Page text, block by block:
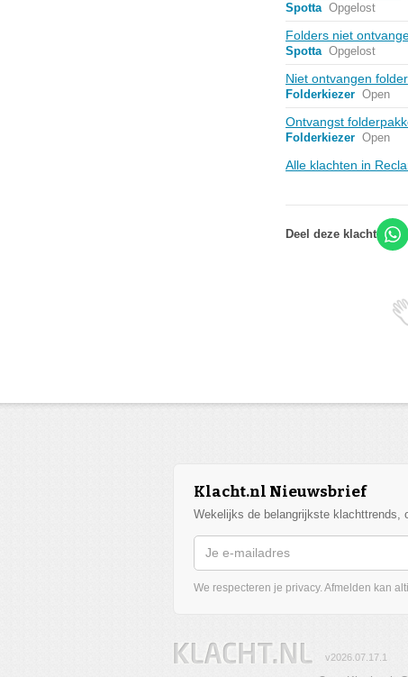
Spotta Opgelost
Folders niet
Spotta Opgelost
Niet ontvangen
Folderkiezer Open
Ontvangst
Folderkiezer Open
Alle klachten in
Deel deze klacht
Klacht.nl Nieuwsbrief
Wekelijks de belangrijkste klachttrends,
We respecteren je privacy. Afmelden kan
v2026.07.17.1